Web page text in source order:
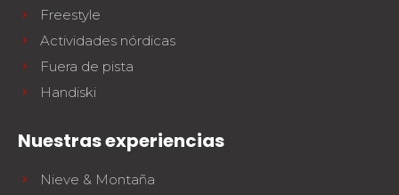
Freestyle
Actividades nórdicas
Fuera de pista
Handiski
Nuestras experiencias
Nieve & Montaña